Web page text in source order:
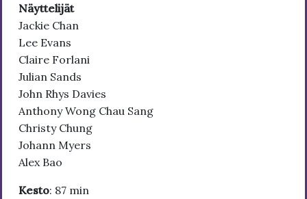
Näyttelijät
Jackie Chan
Lee Evans
Claire Forlani
Julian Sands
John Rhys Davies
Anthony Wong Chau Sang
Christy Chung
Johann Myers
Alex Bao
Kesto: 87 min